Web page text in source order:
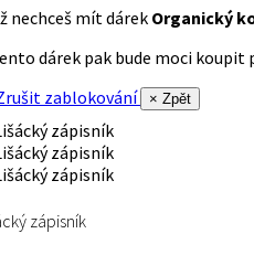
nechceš mít dárek Organický
dárek pak bude moci koupit
zablokování
× Zpět
zápisník